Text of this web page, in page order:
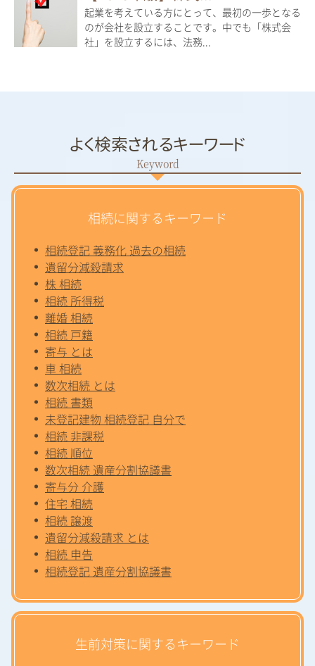
起業を考えている方にとって、最初の一歩となる
のが会社を設立することです。中でも「株式会
社」を設立するには、法務...
よく検索されるキーワード
相続に関するキーワード
相続登記 義務化 過去の相続
遺留分減殺請求
株 相続
相続 所得税
離婚 相続
相続 戸籍
寄与 とは
車 相続
数次相続 とは
相続 書類
未登記建物 相続登記 自分で
相続 非課税
相続 順位
数次相続 遺産分割協議書
寄与分 介護
住宅 相続
相続 譲渡
遺留分減殺請求 とは
相続 申告
相続登記 遺産分割協議書
生前対策に関するキーワード